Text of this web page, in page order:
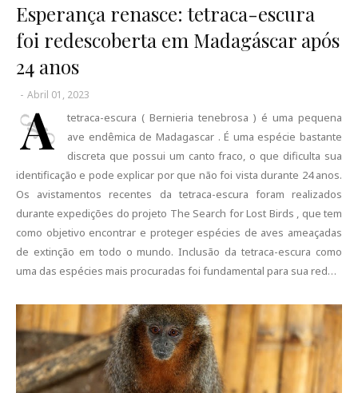
Esperança renasce: tetraca-escura
foi redescoberta em Madagáscar após
24 anos
- Abril 01, 2023
A
tetraca-escura ( Bernieria tenebrosa ) é uma pequena
ave endêmica de Madagascar . É uma espécie bastante
discreta que possui um canto fraco, o que dificulta sua
identificação e pode explicar por que não foi vista durante 24 anos.
Os avistamentos recentes da tetraca-escura foram realizados
durante expedições do projeto The Search for Lost Birds , que tem
como objetivo encontrar e proteger espécies de aves ameaçadas
de extinção em todo o mundo. Inclusão da tetraca-escura como
uma das espécies mais procuradas foi fundamental para sua red…